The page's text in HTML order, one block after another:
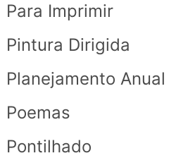
Para Imprimir
Pintura Dirigida
Planejamento Anual
Poemas
Pontilhado